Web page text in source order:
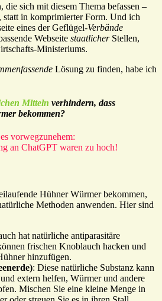
die sich mit diesem Thema befassen –
statt in komprimierter Form. Und ich
eines der Geflügel-Verbände
Webseite staatlicher Stellen,
Ministeriums.
Lösung zu finden, habe ich
Mitteln verhindern, dass
bekommen?
vorwegzunehem:
an ChatGPT waren zu hoch!
Hühner Würmer bekommen,
Methoden anwenden. Hier sind
hat natürliche antiparasitäre
frischen Knoblauch hacken und
hinzufügen.
: Diese natürliche Substanz kann
extern helfen, Würmer und andere
Mischen Sie eine kleine Menge in